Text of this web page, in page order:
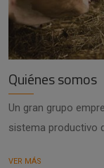
Quiénes somos
Un gran grupo
sistema productivo
VER MÁS